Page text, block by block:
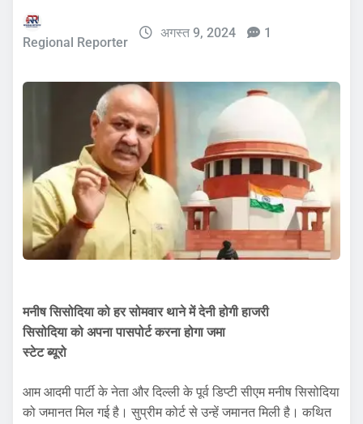
Regional Reporter
अगस्त 9, 2024 1
मनीष सिसोदिया को हर सोमवार थाने में देनी होगी हाजरी
सिसोदिया को अपना पासपोर्टकरना होगा जमा
स्टेट ब्यूरो
आम आदमी पार्टी के नेता और दिल्ली के पूर्व डिप्टी सीएम मनीष सिसोदिया
को जमानत मिल गई है। सुप्रीम कोर्ट से उन्हें जमानत मिली है। कथित